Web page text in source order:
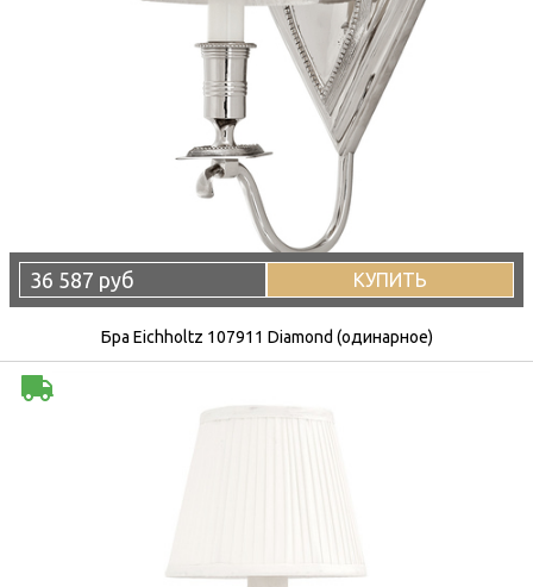
36 587 руб КУПИТЬ
Бра Eichholtz 107911 Diamond (одинарное)